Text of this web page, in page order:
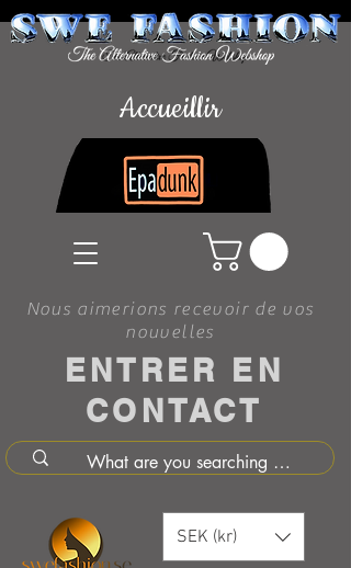
ENTRER EN
CONTACT
Nous aimerions recevoir de vos
nouvelles
Accueillir
SEK (kr)